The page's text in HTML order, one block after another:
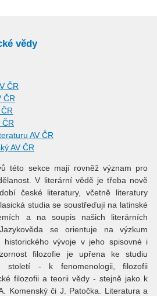
vědy
ČR
ČR
ČR
AV ČR
AV ČR
této sekce mají rovněž význam pro
V literární vědě je třeba nově
české literatury, včetně literatury
studia se soustřeďují na latinské
a na soupis našich literárních
se orientuje na výzkum
vývoje v jeho spisovné i
filozofie je upřena ke studiu
století - k fenomenologii, filozofii
filozofii a teorii vědy - stejně jako k
Komenský či J. Patočka. Literatura a